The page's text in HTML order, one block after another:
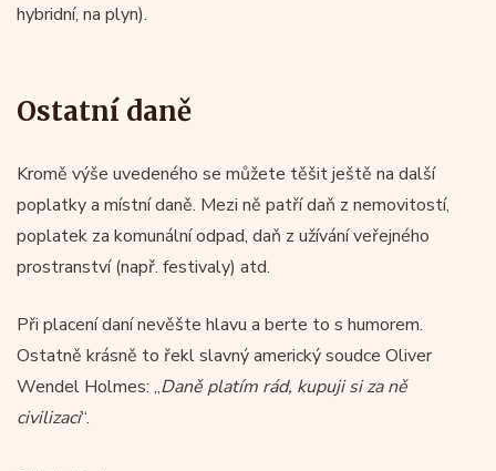
hybridní, na plyn).
Ostatní daně
Kromě výše uvedeného se můžete těšit ještě na další
poplatky a místní daně. Mezi ně patří daň z nemovitostí,
poplatek za komunální odpad, daň z užívání veřejného
prostranství (např. festivaly) atd.
Při placení daní nevěšte hlavu a berte to s humorem.
Ostatně krásně to řekl slavný americký soudce Oliver
Wendel Holmes: „Daně platím rád, kupuji si za ně
civilizaci“.